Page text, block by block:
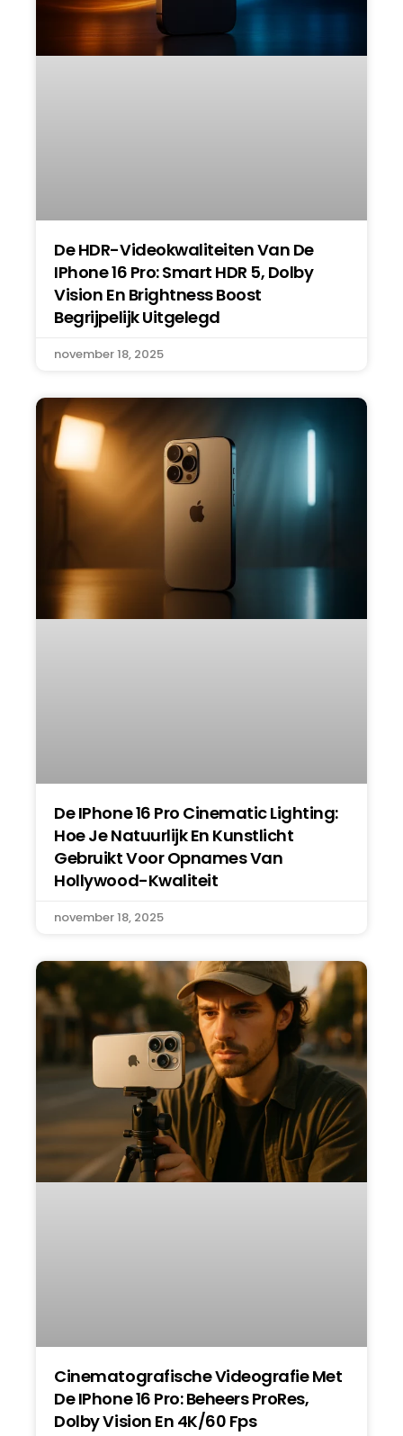
De HDR-Videokwaliteiten Van De
IPhone 16 Pro: Smart HDR 5, Dolby
Vision En Brightness Boost
Begrijpelijk Uitgelegd
november 18, 2025
De IPhone 16 Pro Cinematic Lighting:
Hoe Je Natuurlijk En Kunstlicht
Gebruikt Voor Opnames Van
Hollywood-Kwaliteit
november 18, 2025
Cinematografische Videografie Met
De IPhone 16 Pro: Beheers ProRes,
Dolby Vision En 4K/60 Fps